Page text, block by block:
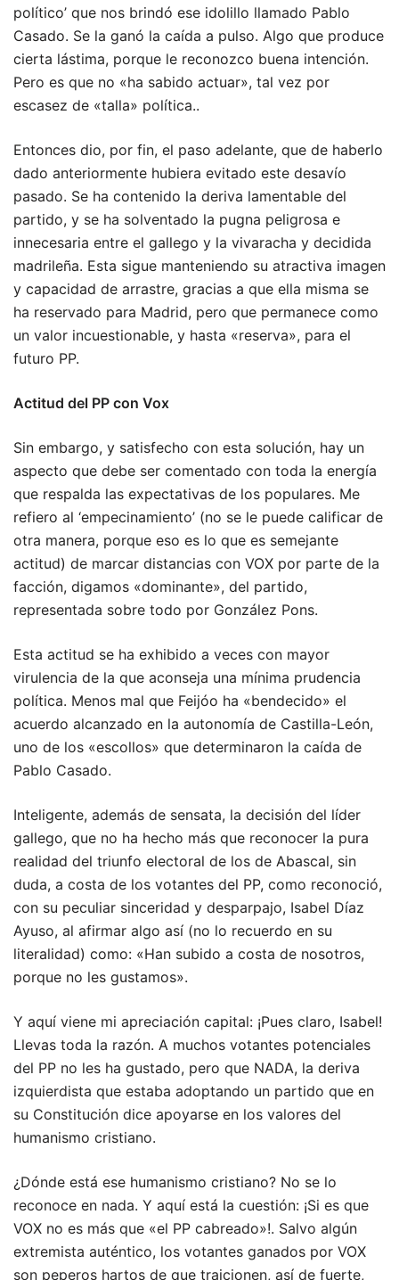
político’ que nos brindó ese idolillo llamado Pablo
Casado. Se la ganó la caída a pulso. Algo que produce
cierta lástima, porque le reconozco buena intención.
Pero es que no «ha sabido actuar», tal vez por
escasez de «talla» política..
Entonces dio, por fin, el paso adelante, que de haberlo
dado anteriormente hubiera evitado este desavío
pasado. Se ha contenido la deriva lamentable del
partido, y se ha solventado la pugna peligrosa e
innecesaria entre el gallego y la vivaracha y decidida
madrileña. Esta sigue manteniendo su atractiva imagen
y capacidad de arrastre, gracias a que ella misma se
ha reservado para Madrid, pero que permanece como
un valor incuestionable, y hasta «reserva», para el
futuro PP.
Actitud del PP con Vox
Sin embargo, y satisfecho con esta solución, hay un
aspecto que debe ser comentado con toda la energía
que respalda las expectativas de los populares. Me
refiero al ‘empecinamiento’ (no se le puede calificar de
otra manera, porque eso es lo que es semejante
actitud) de marcar distancias con VOX por parte de la
facción, digamos «dominante», del partido,
representada sobre todo por González Pons.
Esta actitud se ha exhibido a veces con mayor
virulencia de la que aconseja una mínima prudencia
política. Menos mal que Feijóo ha «bendecido» el
acuerdo alcanzado en la autonomía de Castilla-León,
uno de los «escollos» que determinaron la caída de
Pablo Casado.
Inteligente, además de sensata, la decisión del líder
gallego, que no ha hecho más que reconocer la pura
realidad del triunfo electoral de los de Abascal, sin
duda, a costa de los votantes del PP, como reconoció,
con su peculiar sinceridad y desparpajo, Isabel Díaz
Ayuso, al afirmar algo así (no lo recuerdo en su
literalidad) como: «Han subido a costa de nosotros,
porque no les gustamos».
Y aquí viene mi apreciación capital: ¡Pues claro, Isabel!
Llevas toda la razón. A muchos votantes potenciales
del PP no les ha gustado, pero que NADA, la deriva
izquierdista que estaba adoptando un partido que en
su Constitución dice apoyarse en los valores del
humanismo cristiano.
¿Dónde está ese humanismo cristiano? No se lo
reconoce en nada. Y aquí está la cuestión: ¡Si es que
VOX no es más que «el PP cabreado»!. Salvo algún
extremista auténtico, los votantes ganados por VOX
son peperos hartos de que traicionen, así de fuerte,